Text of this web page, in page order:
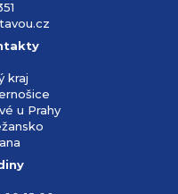
kraj
u Prahy